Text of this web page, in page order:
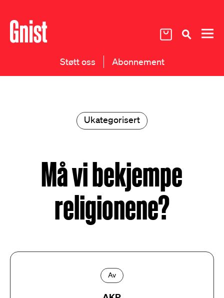
Støtt oss Abonnement
Ukategorisert
Må vi bekjempe
religionene?
Av